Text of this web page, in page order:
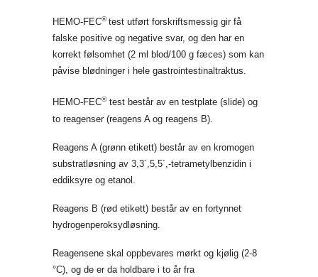
HEMO-FEC®test utført forskriftsmessig gir få
falske positive og negative svar, og den har en
korrekt følsomhet (2 ml blod/100 g fæces) som kan
påvise blødninger i hele gastrointestinaltraktus.
HEMO-FEC®test består av en testplate (slide) og
to reagenser (reagens A og reagens B).
Reagens A (grønn etikett) består av en kromogen
substratløsning av 3,3´,5,5´,-tetrametylbenzidin i
eddiksyre og etanol.
Reagens B (rød etikett) består av en fortynnet
hydrogenperoksydløsning.
Reagensene skal oppbevares mørkt og kjølig (2-8
°C), og de er da holdbare i to år fra